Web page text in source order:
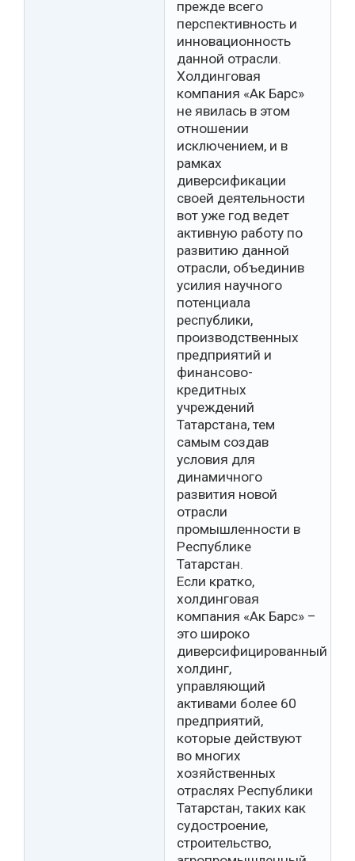
прежде всего
перспективность и
инновационность
данной отрасли.
Холдинговая
компания «Ак Барс»
не явилась в этом
отношении
исключением, и в
рамках
диверсификации
своей деятельности
вот уже год ведет
активную работу по
развитию данной
отрасли, объединив
усилия научного
потенциала
республики,
производственных
предприятий и
финансово-
кредитных
учреждений
Татарстана, тем
самым создав
условия для
динамичного
развития новой
отрасли
промышленности в
Республике
Татарстан.
Если кратко,
холдинговая
компания «Ак Барс» –
это широко
диверсифицированный
холдинг,
управляющий
активами более 60
предприятий,
которые действуют
во многих
хозяйственных
отраслях Республики
Татарстан, таких как
судостроение,
строительство,